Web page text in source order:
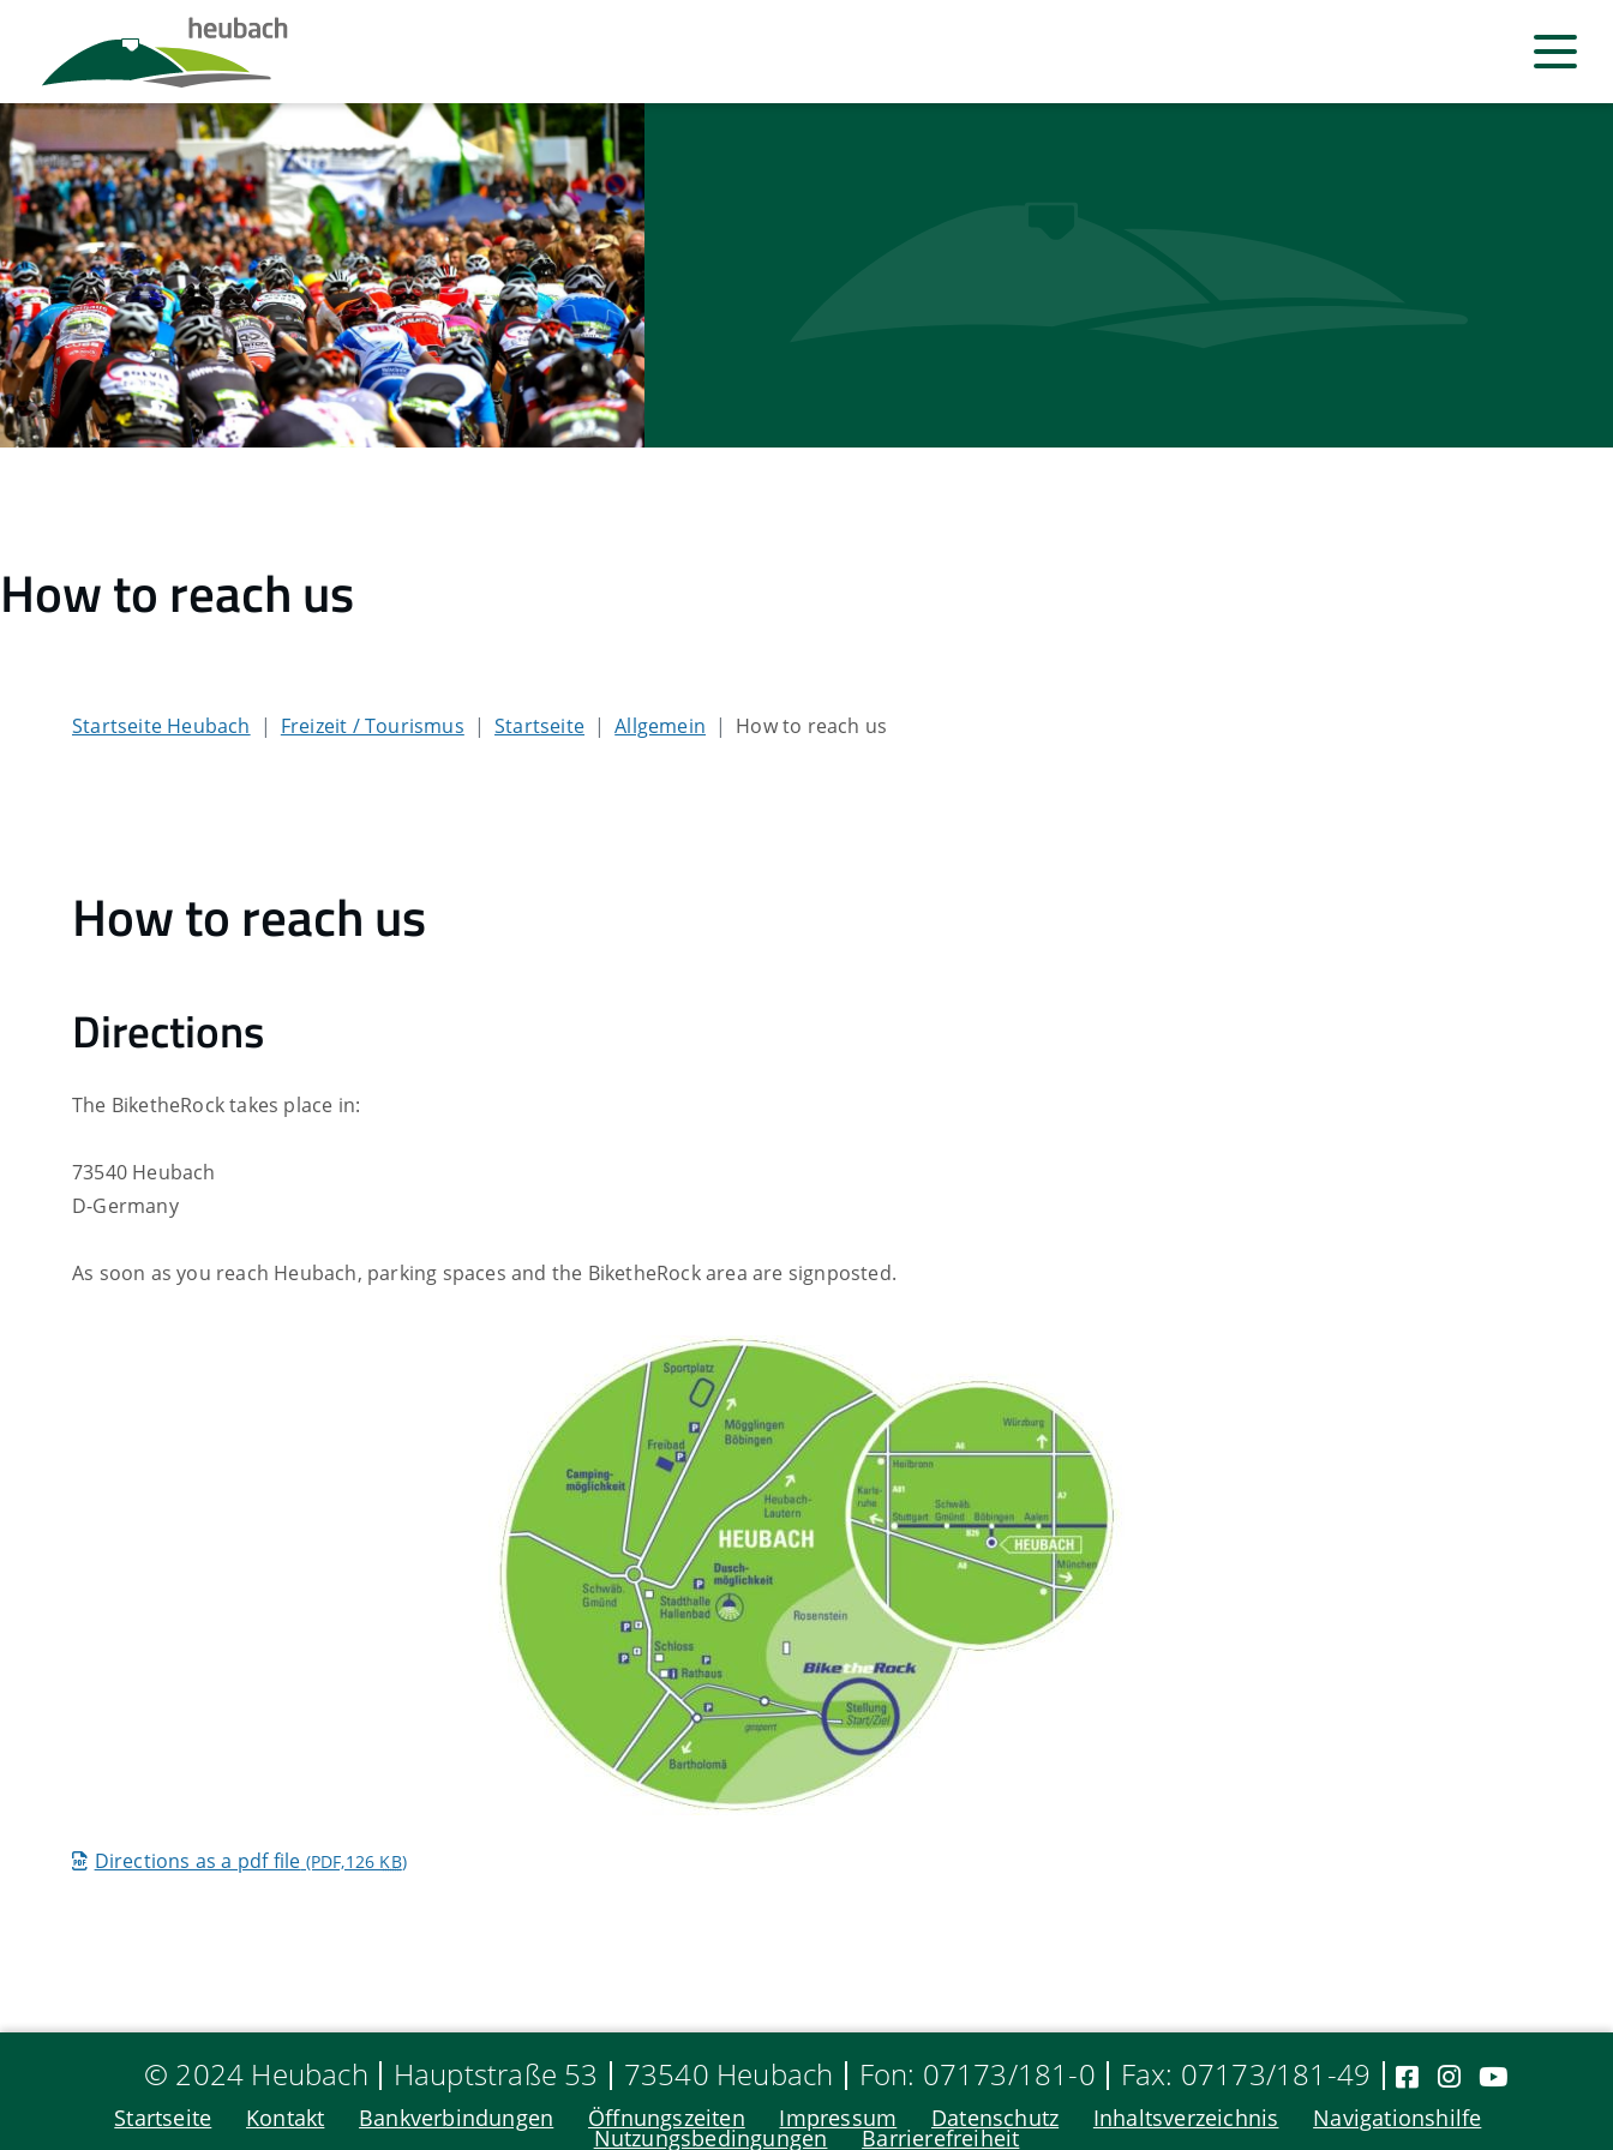
How to reach us
Startseite Heubach Freizeit / Tourismus Startseite Allgemein How to reach us
How to reach us
Directions
The BiketheRock takes place in:
73540 Heubach
D-Germany
As soon as you reach Heubach, parking spaces and the BiketheRock area are signposted.
Directions as a pdf file (PDF,126 KB)
© 2024 Heubach Hauptstraße 53 73540 Heubach Fon: 07173/181-0 Fax: 07173/181-49
Startseite Kontakt Bankverbindungen Öffnungszeiten Impressum Datenschutz Inhaltsverzeichnis Navigationshilfe
Nutzungsbedingungen Barrierefreiheit